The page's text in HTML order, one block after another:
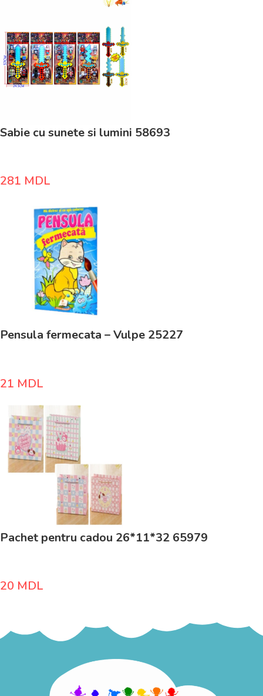
Sabie cu sunete si lumini 58693
281 MDL
Pensula fermecata – Vulpe 25227
21 MDL
Pachet pentru cadou 26*11*32 65979
20 MDL